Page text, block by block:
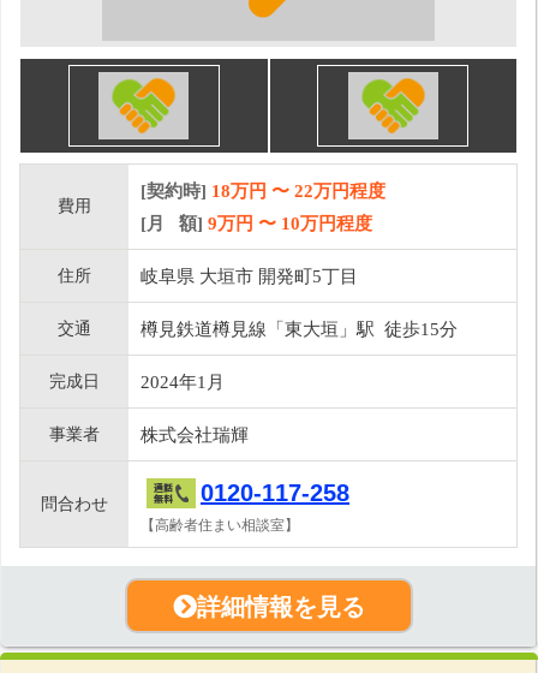
費用
[契約時] 18万円 〜 22万円程度
[月 額] 9万円 〜 10万円程度
住所 岐阜県 大垣市 開発町5丁目
交通 樽見鉄道樽見線「東大垣」駅 徒歩15分
完成日 2024年1月
事業者 株式会社瑞輝
問合わせ 0120-117-258
【高齢者住まい相談室】
詳細情報を見る